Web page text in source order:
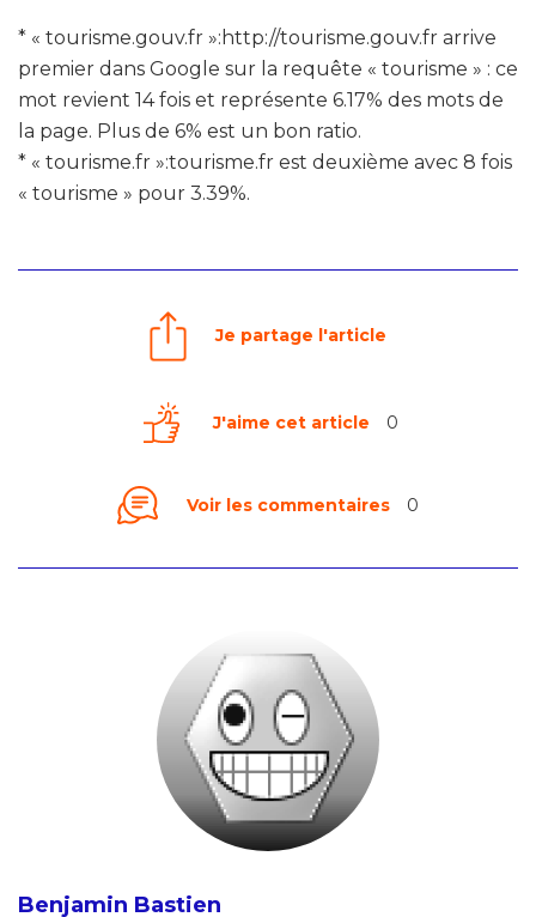
* « tourisme.gouv.fr »:http://tourisme.gouv.fr arrive
premier dans Google sur la requête « tourisme » : ce
mot revient 14 fois et représente 6.17% des mots de
la page. Plus de 6% est un bon ratio.
* « tourisme.fr »:tourisme.fr est deuxième avec 8 fois
« tourisme » pour 3.39%.
Je partage l'article
J'aime cet article 0
Voir les commentaires 0
Benjamin Bastien